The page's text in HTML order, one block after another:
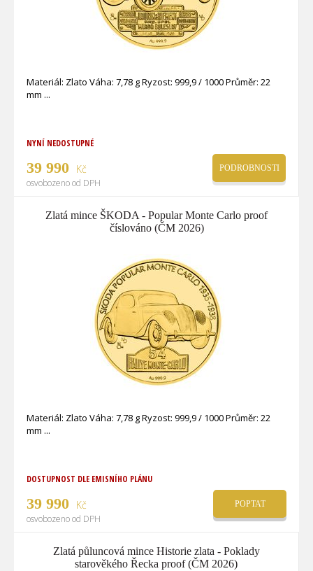
Materiál: Zlato Váha: 7,78 g Ryzost: 999,9 / 1000 Průměr: 22
mm
NYNÍ NEDOSTUPNÉ
39 990 Kč
osvobozeno od DPH
PODROBNOSTI
Zlatá mince ŠKODA - Popular Monte Carlo proof
číslováno (ČM 2026)
Materiál: Zlato Váha: 7,78 g Ryzost: 999,9 / 1000 Průměr: 22
mm
DOSTUPNOST DLE EMISNÍHO PLÁNU
39 990 Kč
osvobozeno od DPH
POPTAT
Zlatá půluncová mince Historie zlata - Poklady
starověkého Řecka proof (ČM 2026)